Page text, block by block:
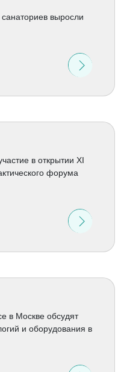
выросли
в открытии XI
форума
в Москве обсудят
и оборудования в